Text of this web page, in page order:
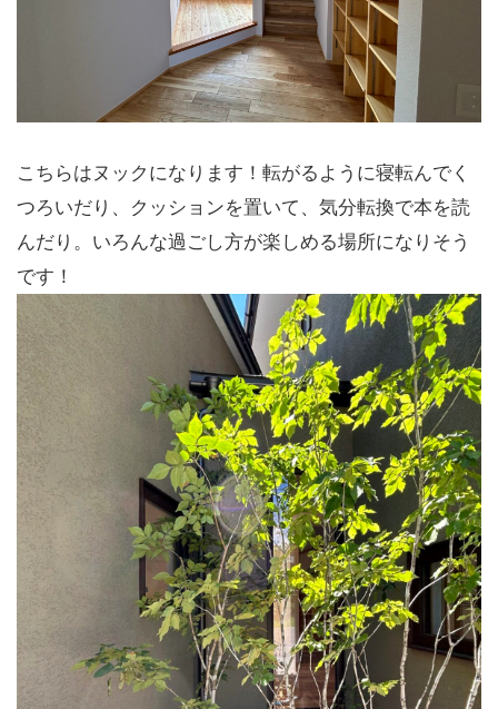
こちらはヌックになります！転がるように寝転んでく
つろいだり、クッションを置いて、気分転換で本を読
んだり。いろんな過ごし方が楽しめる場所になりそう
です！